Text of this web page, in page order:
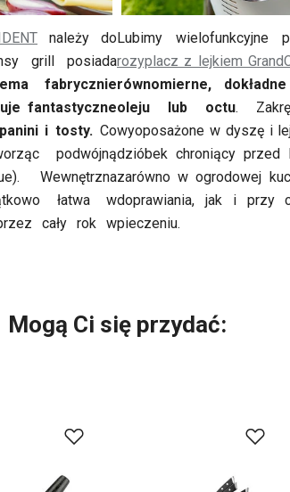
należy do
grill posiada
fabrycznie
fantastyczne
i tosty. Co
podwójną
Wewnętrzna
łatwa w
cały rok w
Lubimy wielofunkcyjne
rozyplacz z lejkiem
równomierne,
oleju lub octu.
wyoposażone w dyszę i
dzióbek chroniący przed
zarówno w ogrodowej
doprawiania, jak i przy
pieczeniu.
Mogą Ci się przydać: